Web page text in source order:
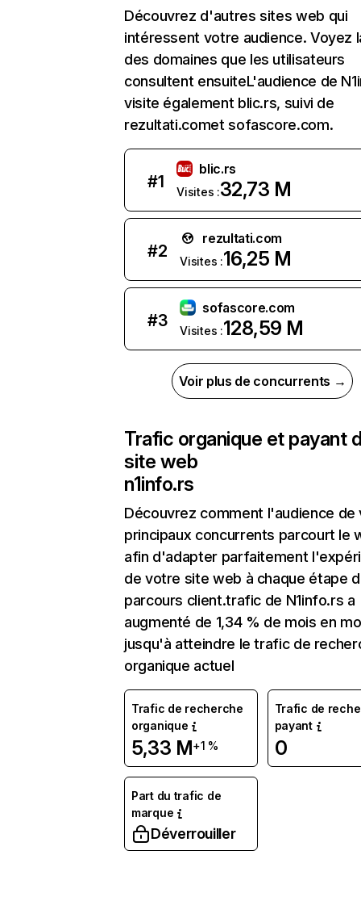
Découvrez d'autres sites web qui
intéressent votre audience. Voyez
des domaines que les utilisateurs
consultent ensuiteL'audience de
visite également blic.rs, suivi de
rezultati.comet sofascore.com.
#1
blic.rs
Visites :32,73 M
#2
rezultati.com
Visites :16,25 M
#3
sofascore.com
Visites :128,59 M
Voir plus de concurrents →
Trafic organique et payant
site web
n1info.rs
Découvrez comment l'audience de
principaux concurrents parcourt le
afin d'adapter parfaitement
de votre site web à chaque étape
parcours client.trafic de N1info.rs a
augmenté de 1,34 % de mois en
jusqu'à atteindre le trafic de
organique actuel
Trafic de recherche
organique
5,33 M+1 %
Trafic de
payant
0
Part du trafic de
marque
Déverrouiller